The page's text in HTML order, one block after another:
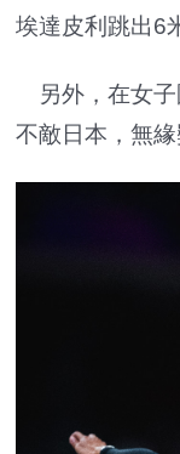
埃達皮利跳出6
另外，在女子
不敵日本，無緣